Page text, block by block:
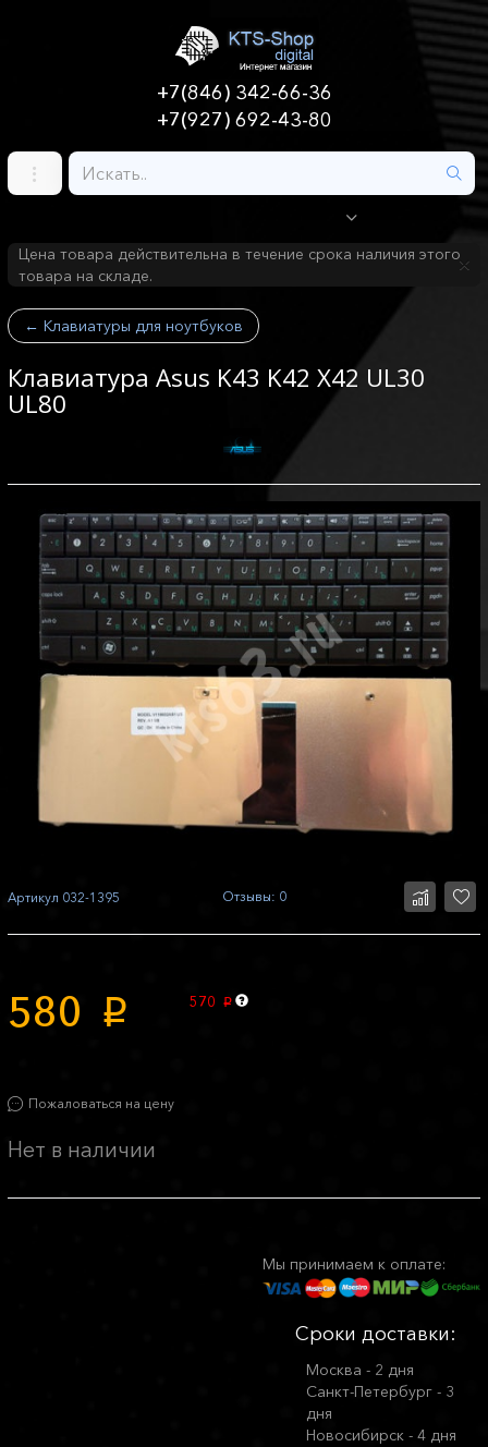
+7(846) 342-66-36
+7(927) 692-43-80
Цена товара действительна в течение срока наличия этого
товара на складе.
← Клавиатуры для ноутбуков
Клавиатура Asus K43 K42 X42 UL30
UL80
Артикул 032-1395 Отзывы: 0
580 p 570 p
Пожаловаться на цену
Нет в наличии
Мы принимаем к оплате:
Сроки доставки:
Москва - 2 дня
Санкт-Петербург - 3
дня
Новосибирск - 4 дня